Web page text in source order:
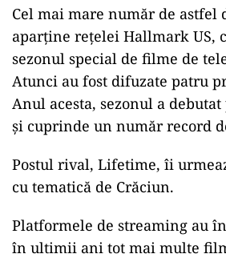
Cel mai mare număr de astfel
aparţine reţelei Hallmark US,
sezonul special de filme de
Atunci au fost difuzate patru
Anul acesta, sezonul a
şi cuprinde un număr record
Postul rival, Lifetime, îi
cu tematică de Crăciun.
Platformele de streaming au
în ultimii ani tot mai multe